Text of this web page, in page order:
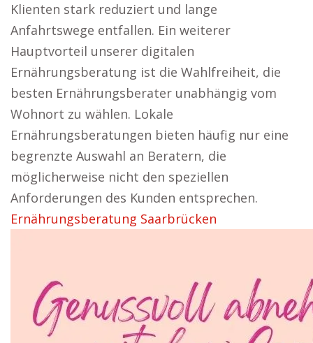
Klienten stark reduziert und lange
Anfahrtswege entfallen. Ein weiterer
Hauptvorteil unserer digitalen
Ernährungsberatung ist die Wahlfreiheit, die
besten Ernährungsberater unabhängig vom
Wohnort zu wählen. Lokale
Ernährungsberatungen bieten häufig nur eine
begrenzte Auswahl an Beratern, die
möglicherweise nicht den speziellen
Anforderungen des Kunden entsprechen.
Ernährungsberatung Saarbrücken